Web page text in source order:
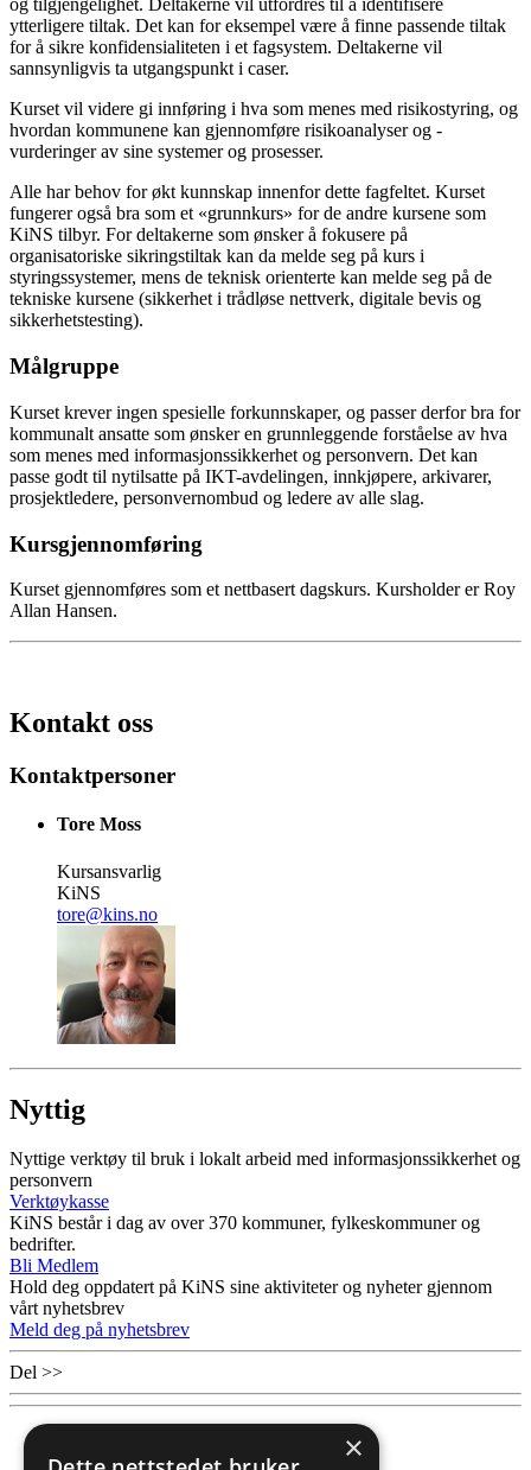
og tilgjengelighet. Deltakerne vil utfordres til å identifisere
ytterligere tiltak. Det kan for eksempel være å finne passende tiltak
for å sikre konfidensialiteten i et fagsystem. Deltakerne vil
sannsynligvis ta utgangspunkt i caser.
Kurset vil videre gi innføring i hva som menes med risikostyring, og
hvordan kommunene kan gjennomføre risikoanalyser og -
vurderinger av sine systemer og prosesser.
Alle har behov for økt kunnskap innenfor dette fagfeltet. Kurset
fungerer også bra som et «grunnkurs» for de andre kursene som
KiNS tilbyr. For deltakerne som ønsker å fokusere på
organisatoriske sikringstiltak kan da melde seg på kurs i
styringssystemer, mens de teknisk orienterte kan melde seg på de
tekniske kursene (sikkerhet i trådløse nettverk, digitale bevis og
sikkerhetstesting).
Målgruppe
Kurset krever ingen spesielle forkunnskaper, og passer derfor bra for
kommunalt ansatte som ønsker en grunnleggende forståelse av hva
som menes med informasjonssikkerhet og personvern. Det kan
passe godt til nytilsatte på IKT-avdelingen, innkjøpere, arkivarer,
prosjektledere, personvernombud og ledere av alle slag.
Kursgjennomføring
Kurset gjennomføres som et nettbasert dagskurs. Kursholder er Roy
Allan Hansen.
Kontakt oss
Kontaktpersoner
Tore Moss
Kursansvarlig
KiNS
tore@kins.no
Nyttig
Nyttige verktøy til bruk i lokalt arbeid med informasjonssikkerhet og
personvern
Verktøykasse
KiNS består i dag av over 370 kommuner, fylkeskommuner og
bedrifter.
Bli Medlem
Hold deg oppdatert på KiNS sine aktiviteter og nyheter gjennom
vårt nyhetsbrev
Meld deg på nyhetsbrev
Del >>
×